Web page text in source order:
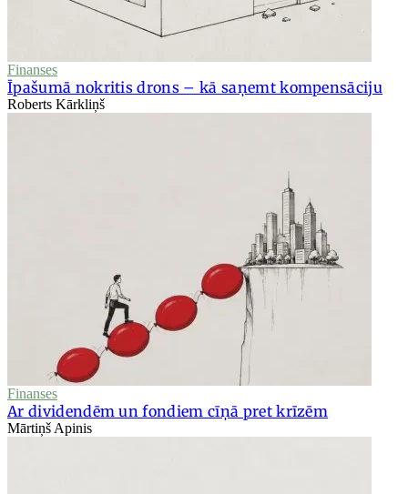
Finanses
Īpašumā nokritis drons – kā saņemt kompensāciju
Roberts Kārkliņš
Finanses
Ar dividendēm un fondiem cīņā pret krīzēm
Mārtiņš Apinis